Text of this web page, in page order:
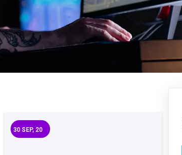
30 SEP, 20